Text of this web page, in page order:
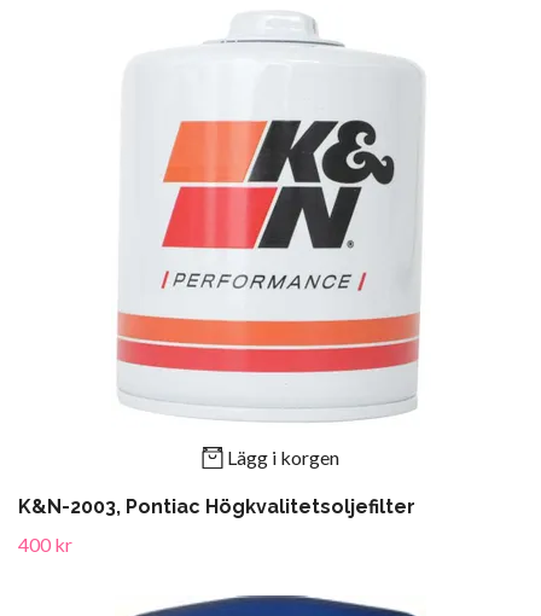
Lägg i korgen
K&N-2003, Pontiac Högkvalitetsoljefilter
400 kr